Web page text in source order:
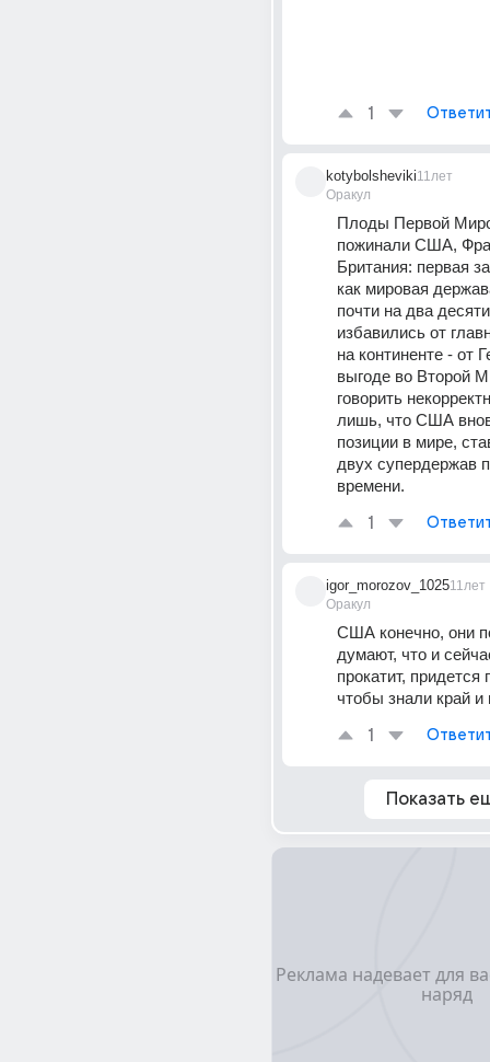
1
kotybolsheviki
Оракул
11лет
Плоды Первой
пожинали США,
Британия: первая
как мировая
почти на два
избавились от
на континенте - от
выгоде во Второй
говорить
лишь, что США
позиции в мире,
двух супердержав
времени.
1
igor_morozov_1025
Оракул
11лет
США конечно, они
думают, что и
прокатит, придется
чтобы знали край и
1
Показать